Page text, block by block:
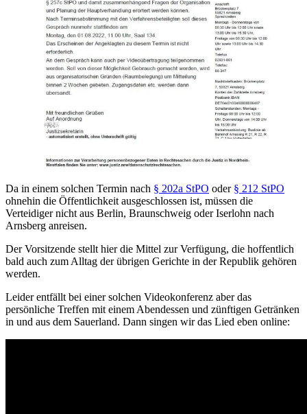
Da in einem solchen Termin nach § 202a StPO oder § 212 StPO
ohnehin die Öffentlichkeit ausgeschlossen ist, müssen die
Verteidiger nicht aus Berlin, Braunschweig oder Iserlohn nach
Arnsberg anreisen.
Der Vorsitzende stellt hier die Mittel zur Verfügung, die hoffentlich
bald auch zum Alltag der übrigen Gerichte in der Republik gehören
werden.
Leider entfällt bei einer solchen Videokonferenz aber das
persönliche Treffen mit einem Abendessen und zünftigen Getränken
in und aus dem Sauerland. Dann singen wir das Lied eben online: